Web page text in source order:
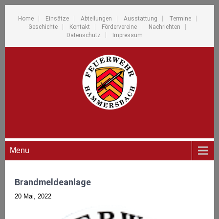
Home Einsätze Abteilungen Ausstattung
Termine
Geschichte
Kontakt Fördervereine
Nachrichten
Datenschutz
Impressum
Menu
Brandmeldeanlage
20 Mai, 2022